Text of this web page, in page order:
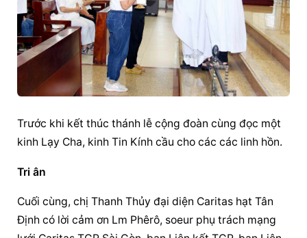
Trước khi kết thúc thánh lễ cộng đoàn cùng đọc một
kinh Lạy Cha, kinh Tin Kính cầu cho các các linh hồn.
Tri ân
Cuối cùng, chị Thanh Thủy đại diện Caritas hạt Tân
Định có lời cảm ơn Lm Phêrô, soeur phụ trách mạng